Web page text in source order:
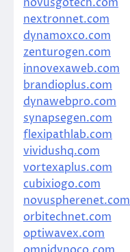
nextronnet.com
dynamoxco.com
zenturogen.com
innovexaweb.com
brandioplus.com
dynawebpro.com
synapsegen.com
flexipathlab.com
vividushq.com
vortexaplus.com
cubixiogo.com
novuspherenet.com
orbitechnet.com
optiwavex.com